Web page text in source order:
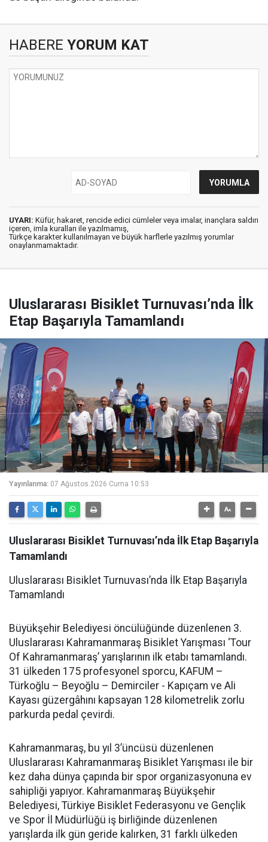
HABERE YORUM KAT
UYARI: Küfür, hakaret, rencide edici cümleler veya imalar, inançlara saldırı
içeren, imla kuralları ile yazılmamış,
Türkçe karakter kullanılmayan ve büyük harflerle yazılmış yorumlar
onaylanmamaktadır.
Uluslararası Bisiklet Turnuvası’nda İlk
Etap Başarıyla Tamamlandı
Yayınlanma: 07 Ağustos 2026 Cuma 10:53
Uluslararası Bisiklet Turnuvası’nda İlk Etap Başarıyla
Tamamlandı
Uluslararası Bisiklet Turnuvası’nda İlk Etap Başarıyla
Tamamlandı
Büyükşehir Belediyesi öncülüğünde düzenlenen 3.
Uluslararası Kahramanmaraş Bisiklet Yarışması ‘Tour
Of Kahramanmaraş’ yarışlarının ilk etabı tamamlandı.
31 ülkeden 175 profesyonel sporcu, KAFUM –
Türkoğlu – Beyoğlu – Demirciler - Kapıçam ve Ali
Kayası güzergâhını kapsayan 128 kilometrelik zorlu
parkurda pedal çevirdi.
Kahramanmaraş, bu yıl 3’üncüsü düzenlenen
Uluslararası Kahramanmaraş Bisiklet Yarışması ile bir
kez daha dünya çapında bir spor organizasyonuna ev
sahipliği yapıyor. Kahramanmaraş Büyükşehir
Belediyesi, Türkiye Bisiklet Federasyonu ve Gençlik
ve Spor İl Müdürlüğü iş birliğinde düzenlenen
yarışlarda ilk gün geride kalırken, 31 farklı ülkeden